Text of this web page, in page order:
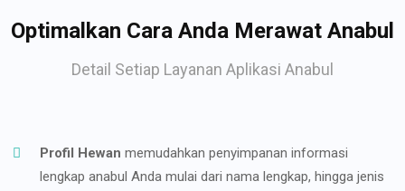
Optimalkan Cara Anda Merawat Anabul
Detail Setiap Layanan Aplikasi Anabul
Profil Hewan memudahkan penyimpanan informasi
lengkap anabul Anda mulai dari nama lengkap, hingga jenis